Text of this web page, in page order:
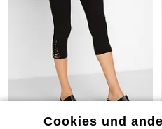
Cookies und